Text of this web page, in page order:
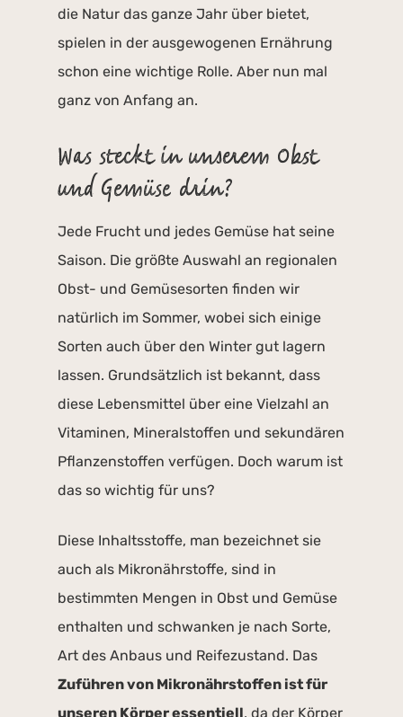
die Natur das ganze Jahr über bietet,
spielen in der ausgewogenen Ernährung
schon eine wichtige Rolle. Aber nun mal
ganz von Anfang an.
Was steckt in unserem Obst
und Gemüse drin?
Jede Frucht und jedes Gemüse hat seine
Saison. Die größte Auswahl an regionalen
Obst- und Gemüsesorten finden wir
natürlich im Sommer, wobei sich einige
Sorten auch über den Winter gut lagern
lassen. Grundsätzlich ist bekannt, dass
diese Lebensmittel über eine Vielzahl an
Vitaminen, Mineralstoffen und sekundären
Pflanzenstoffen verfügen. Doch warum ist
das so wichtig für uns?
Diese Inhaltsstoffe, man bezeichnet sie
auch als Mikronährstoffe, sind in
bestimmten Mengen in Obst und Gemüse
enthalten und schwanken je nach Sorte,
Art des Anbaus und Reifezustand. Das
Zuführen von Mikronährstoffen ist für
unseren Körper essentiell, da der Körper